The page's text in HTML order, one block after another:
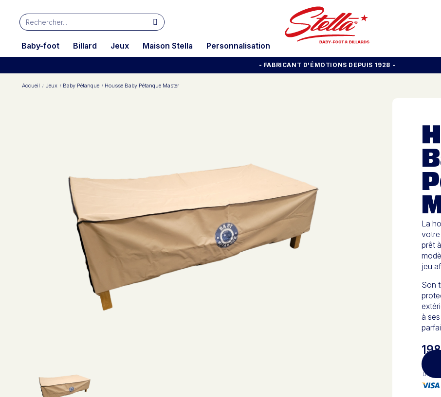
Baby-foot Billard Jeux Maison Stella Personnalisation
- FABRICANT D'ÉMOTIONS DEPUIS 1928 -
Accueil Jeux Baby Pétanque Housse Baby Pétanque Master
La
votre
prêt
jeu
Son
à